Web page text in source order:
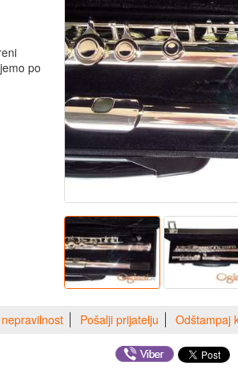
po
Pošalji prijatelju Odštampaj